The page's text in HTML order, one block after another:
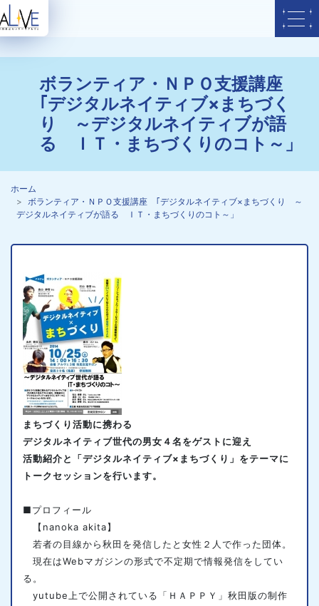
ボランティア・ＮＰＯ支援講座
｢デジタルネイティブ×まちづく
り ～デジタルネイティブが語
る ＩＴ・まちづくりのコト～」
ホーム
ボランティア・ＮＰＯ支援講座 ｢デジタルネイティブ×まちづくり ～
デジタルネイティブが語る ＩＴ・まちづくりのコト～」
まちづくり活動に携わる
デジタルネイティブ世代の男女４名をゲストに迎え
活動紹介と「デジタルネイティブ×まちづくり」をテーマに
トークセッションを行います。
■プロフィール
【nanoka akita】
若者の目線から秋田を発信したと女性２人で作った団体。
現在はWebマガジンの形式で不定期で情報発信をしてい
る。
yutube上で公開されている「ＨＡＰＰＹ」秋田版の制作